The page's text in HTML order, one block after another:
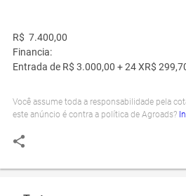
R$ 7.400,00
Financia:
Entrada de R$ 3.000,00 + 24 XR$
Você assume toda a responsabilidade pela
este anúncio é contra a política de Agroads?